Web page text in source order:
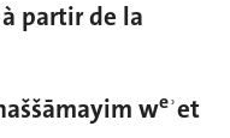
partir de la
weʾet